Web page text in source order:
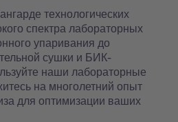
технологических
спектра лабораторных
упаривания до
сушки и БИК-
наши лабораторные
на многолетний опыт
для оптимизации ваших